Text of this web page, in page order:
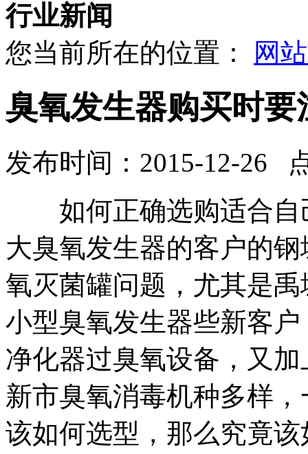
行业新闻
您当前所在的位置：
网
臭氧发生器购买时要
发布时间：2015-12-26
如何正确选购适合自
大臭氧发生器的客户的钢
氧灭菌罐问题，尤其是禹
小型臭氧发生器些新客
净化器过臭氧设备，又
新市臭氧消毒机种多样，
该如何选型，那么究竟